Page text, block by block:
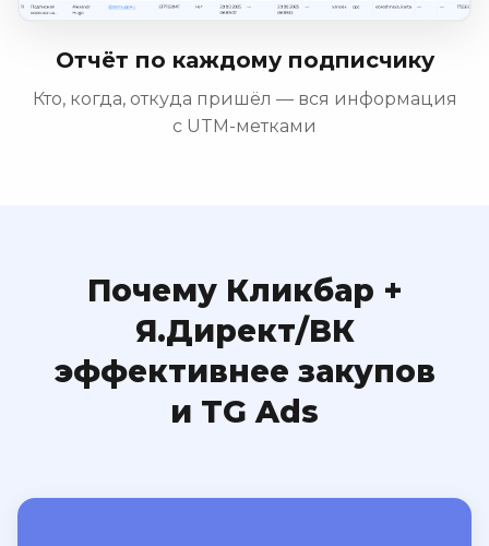
Отчёт по каждому подписчику
Кто, когда, откуда пришёл — вся информация
с UTM-метками
Почему Кликбар +
Я.Директ/ВК
эффективнее закупов
и TG Ads